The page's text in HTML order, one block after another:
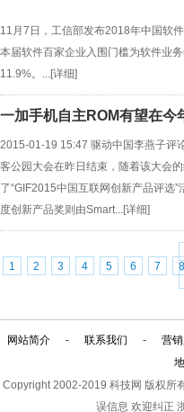
11月7日，工信部发布2018年中国软
本届软件百家企业入围门槛为软件业
11.9%。...[详细]
一加手机自主ROM有望在今
2015-01-19 15:47 驱动中国李燕子评
客公园大会在昨日结束，随着该大会
了“GIF2015中国互联网创新产品评选
度创新产品奖则由Smart...[详细]
1
2 3 4 5 6 7 8
网站简介 - 联系我们 - 营
Copyright 2002-2019 科技网 版权所
误信息 欢迎纠正